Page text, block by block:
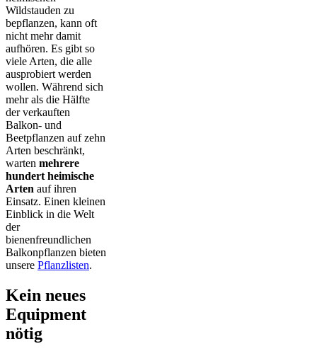
Wildstauden zu
bepflanzen, kann oft
nicht mehr damit
aufhören. Es gibt so
viele Arten, die alle
ausprobiert werden
wollen. Während sich
mehr als die Hälfte
der verkauften
Balkon- und
Beetpflanzen auf zehn
Arten beschränkt,
warten mehrere
hundert heimische
Arten auf ihren
Einsatz. Einen kleinen
Einblick in die Welt
der
bienenfreundlichen
Balkonpflanzen bieten
unsere Pflanzlisten.
Kein neues
Equipment
nötig